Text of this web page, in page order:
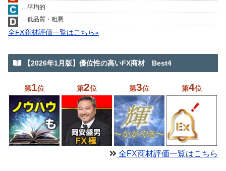
…平均的
…低品質・粗悪
全FX商材評価一覧はこちら»
【2026年1月版】優位性の高いFX商材 Best4
第1位 第2位 第3位 第4位
全FX商材評価一覧はこちら